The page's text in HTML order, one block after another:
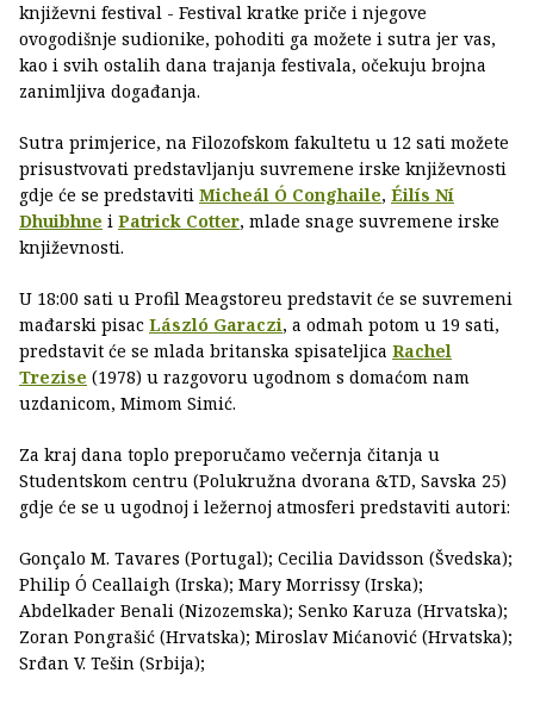
književni festival - Festival kratke priče i njegove
ovogodišnje sudionike, pohoditi ga možete i sutra jer vas,
kao i svih ostalih dana trajanja festivala, očekuju brojna
zanimljiva događanja.
Sutra primjerice, na Filozofskom fakultetu u 12 sati možete
prisustvovati predstavljanju suvremene irske književnosti
gdje će se predstaviti Micheál Ó Conghaile, Éilís Ní
Dhuibhne i Patrick Cotter, mlade snage suvremene irske
književnosti.
U 18:00 sati u Profil Meagstoreu predstavit će se suvremeni
mađarski pisac László Garaczi, a odmah potom u 19 sati,
predstavit će se mlada britanska spisateljica Rachel
Trezise (1978) u razgovoru ugodnom s domaćom nam
uzdanicom, Mimom Simić.
Za kraj dana toplo preporučamo večernja čitanja u
Studentskom centru (Polukružna dvorana &TD, Savska 25)
gdje će se u ugodnoj i ležernoj atmosferi predstaviti autori:
Gonçalo M. Tavares (Portugal); Cecilia Davidsson (Švedska);
Philip Ó Ceallaigh (Irska); Mary Morrissy (Irska);
Abdelkader Benali (Nizozemska); Senko Karuza (Hrvatska);
Zoran Pongrašić (Hrvatska); Miroslav Mićanović (Hrvatska);
Srđan V. Tešin (Srbija);